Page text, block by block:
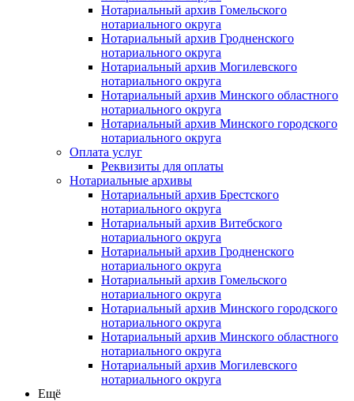
Нотариальный архив Гомельского
нотариального округа
Нотариальный архив Гродненского
нотариального округа
Нотариальный архив Могилевского
нотариального округа
Нотариальный архив Минского областного
нотариального округа
Нотариальный архив Минского городского
нотариального округа
Оплата услуг
Реквизиты для оплаты
Нотариальные архивы
Нотариальный архив Брестского
нотариального округа
Нотариальный архив Витебского
нотариального округа
Нотариальный архив Гродненского
нотариального округа
Нотариальный архив Гомельского
нотариального округа
Нотариальный архив Минского городского
нотариального округа
Нотариальный архив Минского областного
нотариального округа
Нотариальный архив Могилевского
нотариального округа
Ещё